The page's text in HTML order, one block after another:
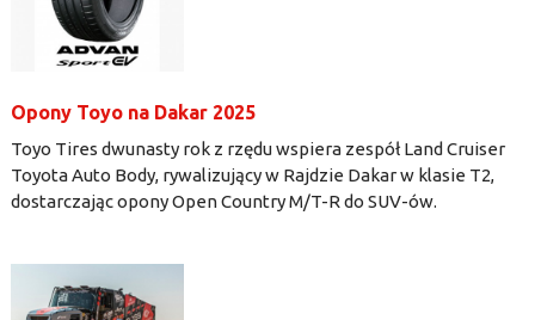
Opony Toyo na Dakar 2025
Toyo Tires dwunasty rok z rzędu wspiera zespół Land Cruiser
Toyota Auto Body, rywalizujący w Rajdzie Dakar w klasie T2,
dostarczając opony Open Country M/T-R do SUV-ów.